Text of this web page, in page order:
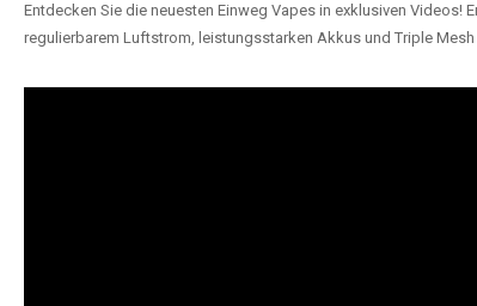
Entdecken Sie die neuesten Einweg Vapes in exklusiven Videos!
regulierbarem Luftstrom, leistungsstarken Akkus und Triple